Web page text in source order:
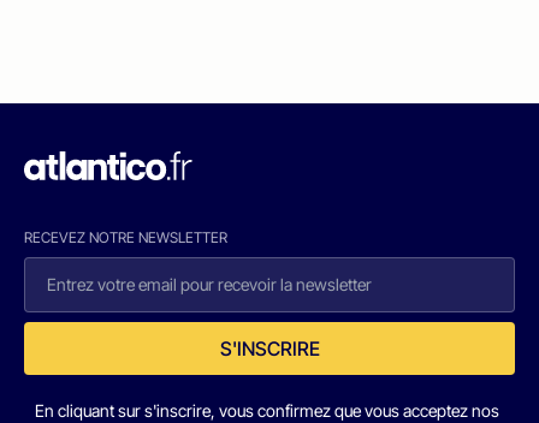
RECEVEZ NOTRE NEWSLETTER
S'INSCRIRE
En cliquant sur s'inscrire, vous confirmez que vous acceptez nos